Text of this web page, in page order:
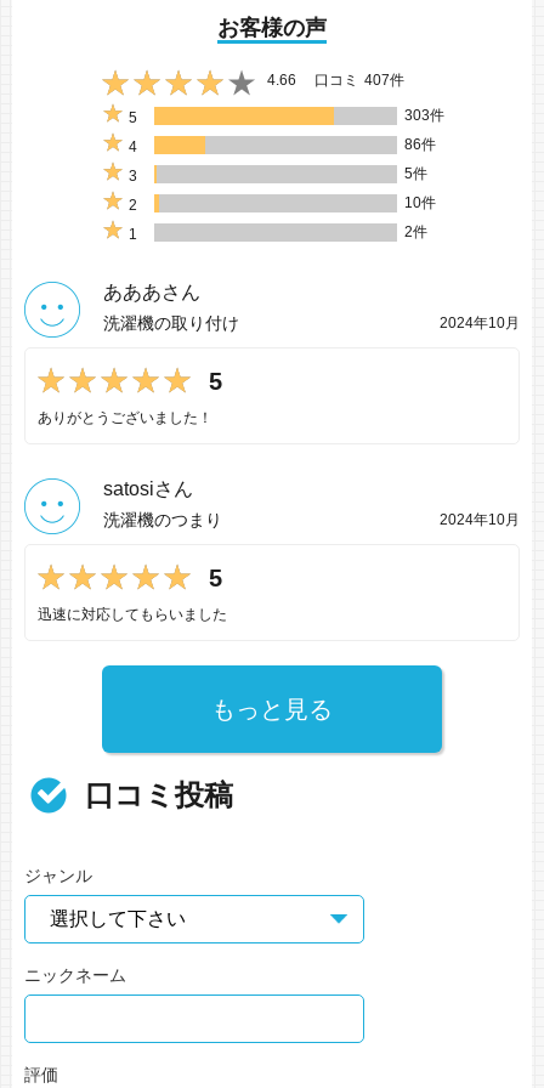
お客様の声
4.66 口コミ 407件
5
303件
4
86件
3
5件
2
10件
1
2件
あああさん
洗濯機の取り付け 2024年10月
5
ありがとうございました！
satosiさん
洗濯機のつまり 2024年10月
5
迅速に対応してもらいました
もっと見る
口コミ投稿
ジャンル
ニックネーム
評価